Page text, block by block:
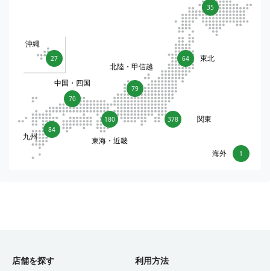
35
64 東北
378 関東
79
北陸・甲信越
180
東海・近畿
70
中国・四国
84
九州
27
沖縄
1
海外
店舗を探す 利用方法